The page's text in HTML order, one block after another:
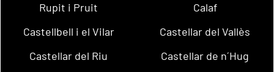
Rupit i Pruit
Calaf
Castellbell i el Vilar
Castellar del Vallès
Castellar del Riu
Castellar de n´Hug